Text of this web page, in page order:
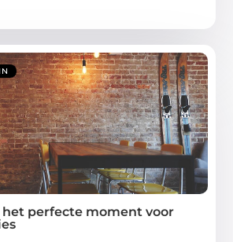
het perfecte moment voor